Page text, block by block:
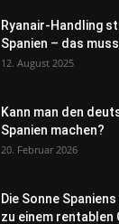
Ryanair-Handling
Spanien – das
12. August 2025
Kann man den
Spanien machen?
20. Februar 2026
Die Sonne
zu einem rentablen